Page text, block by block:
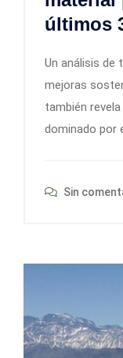
últimos
Un análisis de
mejoras
también
dominado por
Sin